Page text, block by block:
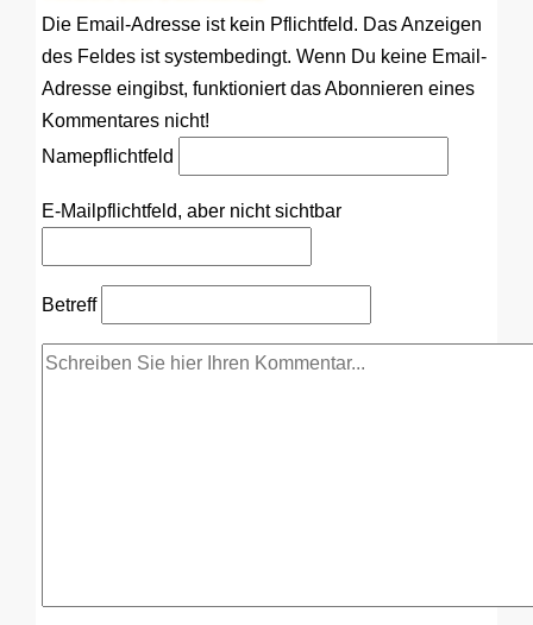
Die Email-Adresse ist kein Pflichtfeld. Das Anzeigen
des Feldes ist systembedingt. Wenn Du keine Email-
Adresse eingibst, funktioniert das Abonnieren eines
Kommentares nicht!
Namepflichtfeld
E-Mail pflichtfeld, aber nicht sichtbar
Betreff